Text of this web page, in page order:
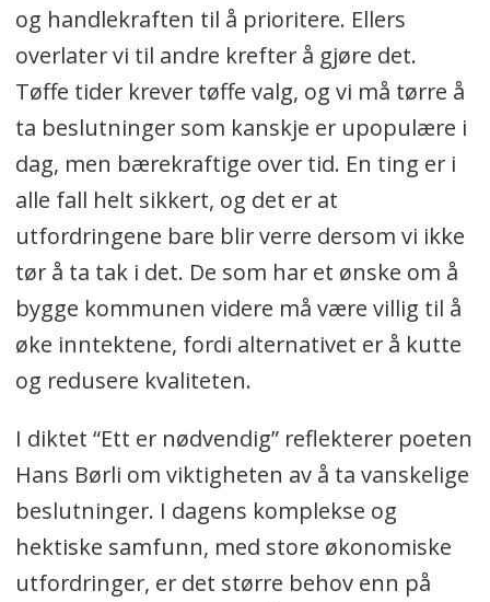
og handlekraften til å prioritere. Ellers
overlater vi til andre krefter å gjøre det.
Tøffe tider krever tøffe valg, og vi må tørre å
ta beslutninger som kanskje er upopulære i
dag, men bærekraftige over tid. En ting er i
alle fall helt sikkert, og det er at
utfordringene bare blir verre dersom vi ikke
tør å ta tak i det. De som har et ønske om å
bygge kommunen videre må være villig til å
øke inntektene, fordi alternativet er å kutte
og redusere kvaliteten.
I diktet “Ett er nødvendig” reflekterer poeten
Hans Børli om viktigheten av å ta vanskelige
beslutninger. I dagens komplekse og
hektiske samfunn, med store økonomiske
utfordringer, er det større behov enn på